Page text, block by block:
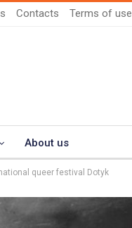
Contacts Terms of use
About us
queer festival Dotyk